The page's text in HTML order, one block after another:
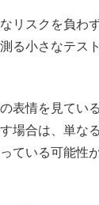
リスクを負わ
る小さなテス
表情を見てい
場合は、単な
ている可能性